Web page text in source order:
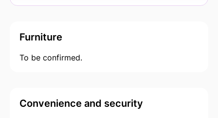
Furniture
To be confirmed.
Convenience and security